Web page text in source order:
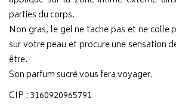
parties du corps.
Non gras, le gel ne tache pas et ne colle
sur votre peau et procure une sensation
être.
Son parfum sucré vous fera voyager.
CIP : 3160920965791